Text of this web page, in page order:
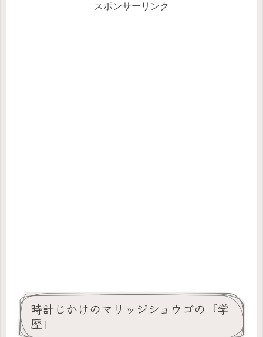
スポンサーリンク
時計じかけのマリッジショウゴの『学
歴』